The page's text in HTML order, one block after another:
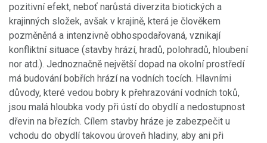
pozitivní efekt, neboť narůstá diverzita biotických a
krajinných složek, avšak v krajině, která je člověkem
pozměněná a intenzivně obhospodařovaná, vznikají
konfliktní situace (stavby hrází, hradů, polohradů, hloubení
nor atd.). Jednoznačně největší dopad na okolní prostředí
má budování bobřích hrází na vodních tocích. Hlavními
důvody, které vedou bobry k přehrazování vodních toků,
jsou malá hloubka vody při ústí do obydlí a nedostupnost
dřevin na březích. Cílem stavby hráze je zabezpečit u
vchodu do obydlí takovou úroveň hladiny, aby ani při